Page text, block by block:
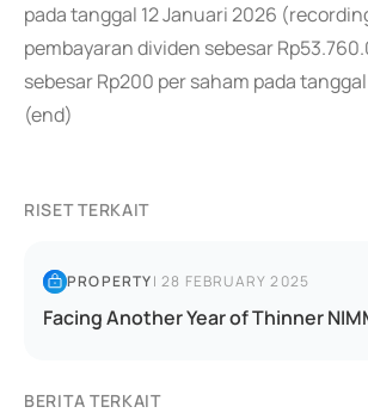
pada tanggal 12 Januari 2026
pembayaran dividen sebesar
sebesar Rp200 per saham pada
(end)
RISET TERKAIT
PROPERTY|28 FEBRUARY 2025
Facing Another Year of Thinner
BERITA TERKAIT